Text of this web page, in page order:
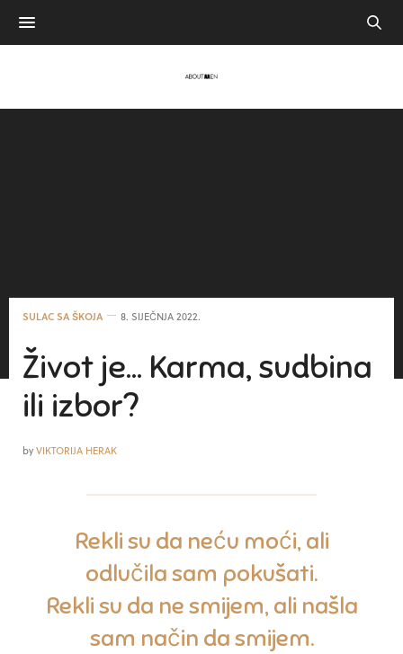
SULAC SA ŠKOJA 8. SIJEČNJA 2022.
Život je… Karma, sudbina
ili izbor?
byVIKTORIJA HERAK
Rekli su da neću moći, ali
odlučila sam pokušati.
Rekli su da ne smijem, ali našla
sam način da smijem.